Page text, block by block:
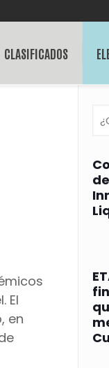
CLASIFICADOS
El
en